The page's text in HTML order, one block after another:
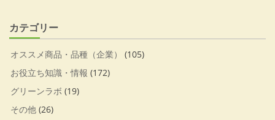
カテゴリー
オススメ商品・品種（企業）
(105)
お役立ち知識・情報 (172)
グリーンラボ (19)
その他 (26)